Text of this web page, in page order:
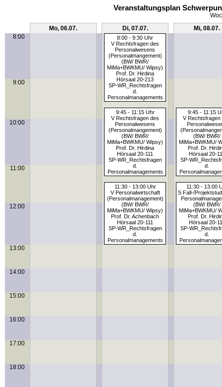
Veranstaltungsplan
Mo, 06.07.
Di, 07.07.
Mi, 08.07.
8:00
8:00 - 9:30 Uhr
V Rechtsfragen des
Personalwesens
(Personalmangement)
(BW/ BWR/
MiMa+BWKMU/ Wipsy)
Prof. Dr. Hirdina
Hörsaal 20-213
SP-WR_Rechtsfragen
d.
Personalmanagements
9:00
9:45 - 11:15 Uhr
V Rechtsfragen des
Personalwesens
(Personalmangement)
(BW/ BWR/
MiMa+BWKMU/ Wipsy)
Prof. Dr. Hirdina
Hörsaal 20-111
SP-WR_Rechtsfragen
d.
Personalmanagements
9:45 - 11:15
V Rechtsfragen
(BW/ BWR/
MiMa+BWKMU/
Prof. Dr.
Hörsaal 20-
SP-
d.
10:00
11:00
11:30 - 13:00 Uhr
V Personalwirtschaft
(Personalmanagement)
(BW/ BWR/
MiMa+BWKMU/ Wipsy)
Prof. Dr. Achenbach
Hörsaal 20-111
SP-WR_Rechtsfragen
d.
Personalmanagements
11:30 - 13:00
S Fall-/
(BW/ BWR/
MiMa+BWKMU/
Prof. Dr.
Hörsaal 20-
SP-
d.
12:00
13:00
14:00
15:00
16:00
17:00
18:00